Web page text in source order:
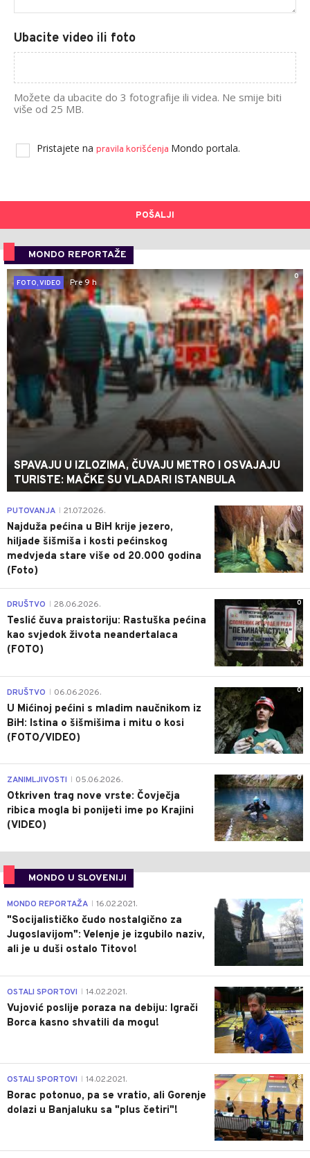
Ubacite video ili foto
Možete da ubacite do 3 fotografije ili videa. Ne smije biti
više od 25 MB.
Pristajete na pravila korišćenja Mondo portala.
POŠALJI
MONDO REPORTAŽE
0
FOTO, VIDEO
Pre 9 h
SPAVAJU U IZLOZIMA, ČUVAJU METRO I OSVAJAJU
TURISTE: MAČKE SU VLADARI ISTANBULA
0
PUTOVANJA 21.07.2026.
Najduža pećina u BiH krije jezero,
hiljade šišmiša i kosti pećinskog
medvjeda stare više od 20.000 godina
(Foto)
0
DRUŠTVO 28.06.2026.
Teslić čuva praistoriju: Rastuška pećina
kao svjedok života neandertalaca
(FOTO)
0
DRUŠTVO 06.06.2026.
U Mićinoj pećini s mladim naučnikom iz
BiH: Istina o šišmišima i mitu o kosi
(FOTO/VIDEO)
0
ZANIMLJIVOSTI 05.06.2026.
Otkriven trag nove vrste: Čovječja
ribica mogla bi ponijeti ime po Krajini
(VIDEO)
MONDO U SLOVENIJI
4
MONDO REPORTAŽA 16.02.2021.
"Socijalističko čudo nostalgično za
Jugoslavijom": Velenje je izgubilo naziv,
ali je u duši ostalo Titovo!
1
OSTALI SPORTOVI 14.02.2021.
Vujović poslije poraza na debiju: Igrači
Borca kasno shvatili da mogu!
3
OSTALI SPORTOVI 14.02.2021.
Borac potonuo, pa se vratio, ali Gorenje
dolazi u Banjaluku sa "plus četiri"!